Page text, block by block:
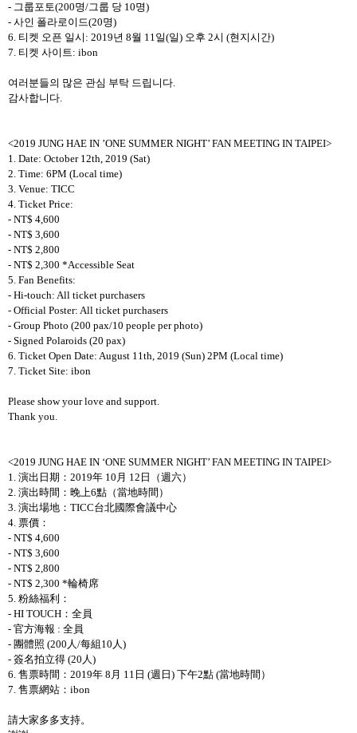
- 그룹포토(200명/그룹 당 10명)
- 사인 폴라로이드(20명)
6. 티켓 오픈 일시 : 2019년 8월 11일(일) 오후 2시 (현지시간)
7. 티켓 사이트: ibon
여러분들의 많은 관심 부탁 드립니다.
감사합니다.
<2019 JUNG HAE IN ’ONE SUMMER NIGHT’ FAN MEETING IN TAIPEI>
1. Date: October 12th, 2019 (Sat)
2. Time: 6PM (Local time)
3. Venue: TICC
4. Ticket Price:
- NT$ 4,600
- NT$ 3,600
- NT$ 2,800
- NT$ 2,300 *Accessible Seat
5. Fan Benefits:
- Hi-touch: All ticket purchasers
- Official Poster: All ticket purchasers
- Group Photo (200 pax/10 people per photo)
- Signed Polaroids (20 pax)
6. Ticket Open Date: August 11th, 2019 (Sun) 2PM (Local time)
7. Ticket Site: ibon
Please show your love and support.
Thank you.
<2019 JUNG HAE IN ‘ONE SUMMER NIGHT’ FAN MEETING IN TAIPEI>
1. 演出日期： 2019年 10 月 12 日（週六）
2. 演出時間：晚上6點（當地時間）
3. 演出場地： TICC台北國際會議中心
4. 票價：
- NT$ 4,600
- NT$ 3,600
- NT$ 2,800
- NT$ 2,300 *輪椅席
5. 粉絲福利：
- HI TOUCH ：全員
- 官方海報 : 全員
- 團體照 (200 人/每組 10 人)
- 簽名拍立得 (20 人)
6. 售票時間： 2019年 8 月 11 日 (週日 ) 下午2點 (當地時間）
7. 售票網站： ibon
請大家多多支持。